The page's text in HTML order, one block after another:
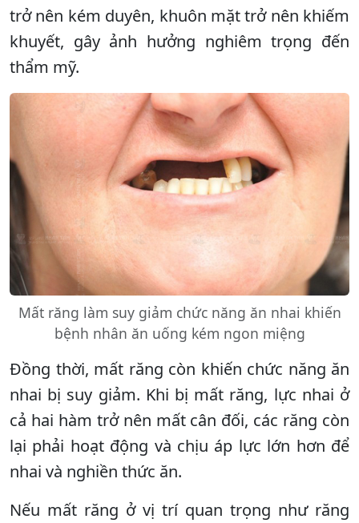
trở nên kém duyên, khuôn mặt trở nên khiếm
khuyết, gây ảnh hưởng nghiêm trọng đến
thẩm mỹ.
Mất răng làm suy giảm chức năng ăn nhai khiến
bệnh nhân ăn uống kém ngon miệng
Đồng thời, mất răng còn khiến chức năng ăn
nhai bị suy giảm. Khi bị mất răng, lực nhai ở
cả hai hàm trở nên mất cân đối, các răng còn
lại phải hoạt động và chịu áp lực lớn hơn để
nhai và nghiền thức ăn.
Nếu mất răng ở vị trí quan trọng như răng